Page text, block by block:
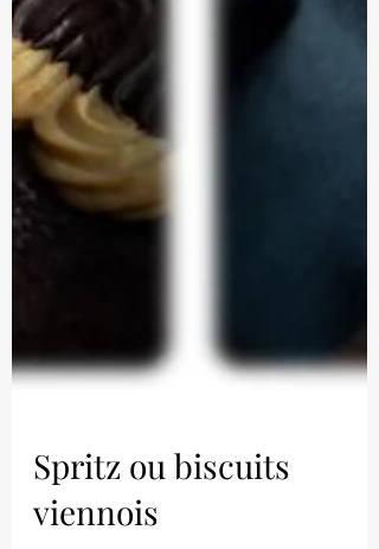
Spritz ou biscuits